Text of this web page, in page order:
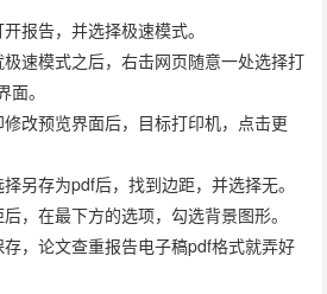
报告，并选择极速模式。
速模式之后，右击网页随意一处选择打
。
改预览界面后，目标打印机，点击更
另存为pdf后，找到边距，并选择无。
，在最下方的选项，勾选背景图形。
，论文查重报告电子稿pdf格式就弄好